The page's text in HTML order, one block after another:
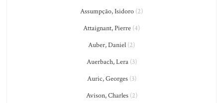
Assumpção, Isidoro (2)
Attaignant, Pierre (4)
Auber, Daniel (2)
Auerbach, Lera(3)
Auric, Georges(3)
Avison, Charles(2)